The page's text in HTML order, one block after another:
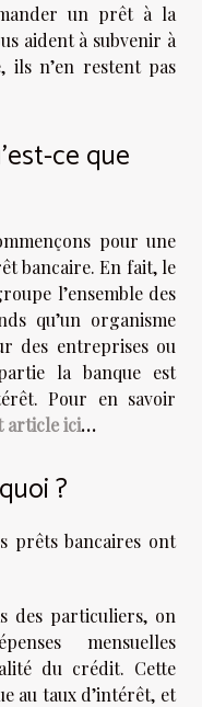
un prêt à la
aident à subvenir à
ils n’en restent pas
ce que
pour une
bancaire. En fait, le
l’ensemble des
qu’un organisme
des entreprises ou
la banque est
Pour en savoir
article ici…
?
prêts bancaires ont
des particuliers, on
mensuelles
du crédit. Cette
au taux d’intérêt, et